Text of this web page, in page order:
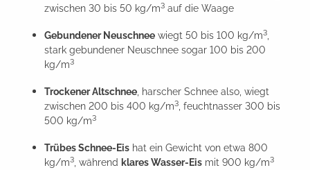
zwischen 30 bis 50 kg/m3 auf die Waage
Gebundener Neuschnee wiegt 50 bis 100 kg/m3
stark gebundener Neuschnee sogar 100 bis 200
kg/m3
Trockener Altschnee , harscher Schnee also, wiegt
zwischen 200 bis 400 kg/m3 , feuchtnasser 300 bis
500 kg/m3
Trübes Schnee-Eis hat ein Gewicht von etwa 800
kg/m3 , während klares Wasser-Eis mit 900 kg/m3